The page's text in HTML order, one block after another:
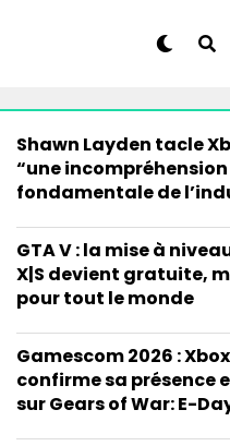
Shawn Layden tacle
“une incompréhension
fondamentale de
GTA V : la mise à
X|S devient gratuite,
pour tout le monde
Gamescom 2026 : Xbox
confirme sa présence
sur Gears of War: E-